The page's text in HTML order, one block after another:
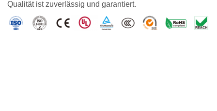
Qualität ist zuverlässig und garantiert.